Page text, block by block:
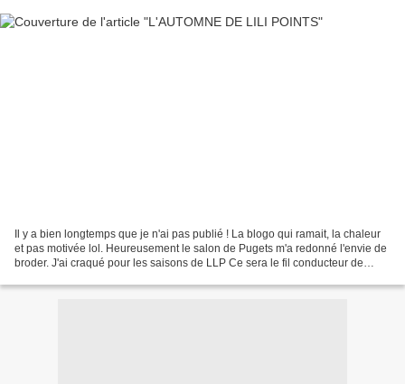
Il y a bien longtemps que je n'ai pas publié ! La blogo qui ramait, la chaleur
et pas motivée lol. Heureusement le salon de Pugets m'a redonné l'envie de
broder. J'ai craqué pour les saisons de LLP Ce sera le fil conducteur de